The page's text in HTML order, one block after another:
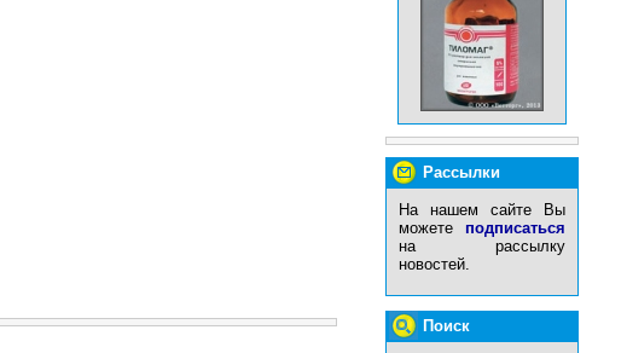
Рассылки
На нашем сайте Вы
можете подписаться
на рассылку
новостей.
Поиск